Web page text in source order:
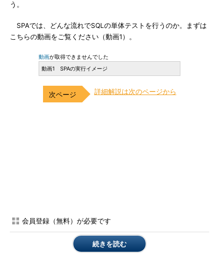
う。
SPAでは、どんな流れでSQLの単体テストを行うのか。まずは
こちらの動画をご覧ください（動画1）。
動画が取得できませんでした
動画1 SPAの実行イメージ
詳細解説は次のページから
会員登録（無料）が必要です
続きを読む